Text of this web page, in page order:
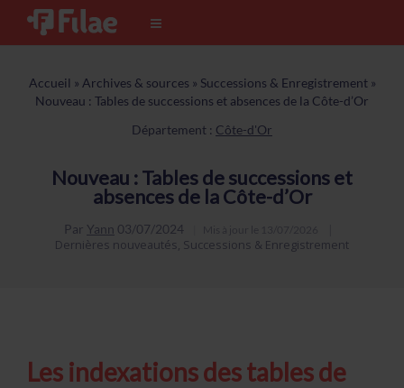
Accueil » Archives & sources » Successions & Enregistrement»
Nouveau : Tables de successions et absences de la Côte-d’Or
Département : Côte-d'Or
Nouveau : Tables de successions et
absences de la Côte-d’Or
Par Yann 03/07/2024
Dernières nouveautés, Successions & Enregistrement
Les indexations des tables de